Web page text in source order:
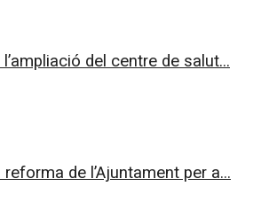
del centre de salut...
de l’Ajuntament per a...